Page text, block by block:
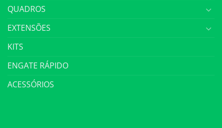
QUADROS
EXTENSÕES
KITS
ENGATE RÁPIDO
ACESSÓRIOS